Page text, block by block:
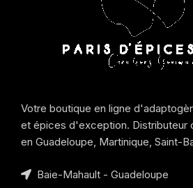
Votre boutique en ligne
et épices d'exception. Distributeur
en Guadeloupe, Martinique, Saint-
Baie-Mahault - Guadeloupe